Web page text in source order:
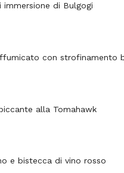
immersione di Bulgogi
con strofinamento
alla Tomahawk
e bistecca di vino rosso